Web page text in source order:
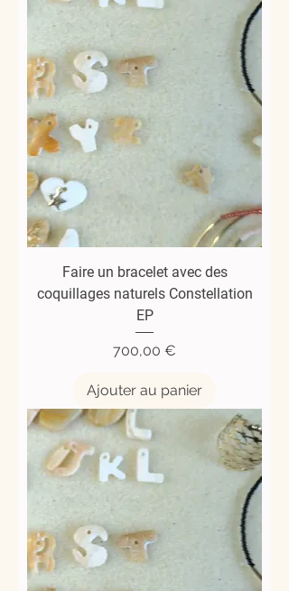
Faire un bracelet avec des
coquillages naturels Constellation
EP
Prix
700,00 €
Ajouter au panier